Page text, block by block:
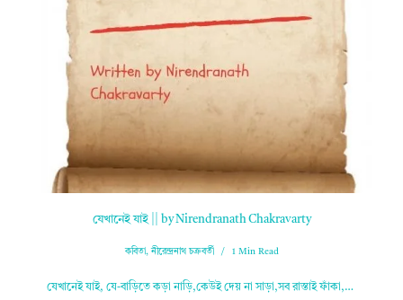
যেখানেই যাই || by Nirendranath Chakravarty
কবিতা,নীরেন্দ্রনাথ চক্রবর্তী 1 Min Read
যেখানেই যাই, যে-বাড়িতে কড়া নাড়ি,কেউই দেয় না সাড়া,সব রাস্তাই ফাঁকা,…